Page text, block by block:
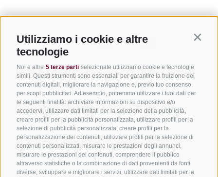
Utilizziamo i cookie e altre
tecnologie
Noi e altre 5 terze parti selezionate utilizziamo cookie e tecnologie
simili. Questi strumenti sono essenziali per garantire la fruizione dei
contenuti digitali, migliorare la navigazione e, previo tuo consenso,
per scopi pubblicitari. Ad esempio, potremmo utilizzare i tuoi dati per
le seguenti finalità: archiviare informazioni su dispositivo e/o
accedervi, utilizzare dati limitati per la selezione della pubblicità,
creare profili per la pubblicità personalizzata, utilizzare profili per la
selezione di pubblicità personalizzata, creare profili per la
personalizzazione dei contenuti, utilizzare profili per la selezione di
contenuti personalizzati, misurare le prestazioni degli annunci,
misurare le prestazioni dei contenuti, comprendere il pubblico
attraverso statistiche o la combinazione di dati provenienti da fonti
diverse, sviluppare e migliorare i servizi, utilizzare dati limitati per la
CONTATTACI
+39 0472 765325
info@vipiteno.com
NEWSLETTER
Rimani aggiornato sulle nostre offerte